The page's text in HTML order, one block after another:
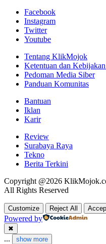
Facebook
Instagram
Twitter
Youtube
Tentang KlikMojok
Ketentuan dan
Pedoman Media Siber
Panduan Komunitas
Bantuan
Iklan
Karir
Review
Surabaya Raya
Tekno
Berita Terkini
Copyright @2026
All Rights Reserved
Customize Reject All
Powered by
✖
... show more